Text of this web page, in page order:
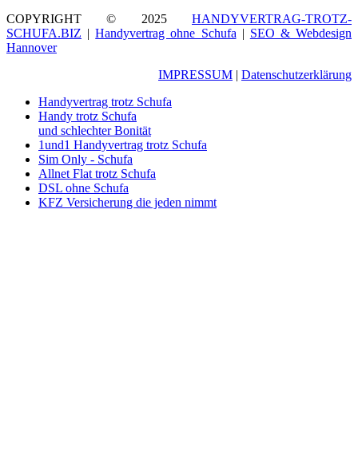
COPYRIGHT © 2025 HANDYVERTRAG-TROTZ-
SCHUFA.BIZ |Handyvertrag ohne Schufa | SEO & Webdesign
Hannover
IMPRESSUM | Datenschutzerklärung
Handyvertrag trotz Schufa
Handy trotz Schufa
und schlechter Bonität
1und1 Handyvertrag trotz Schufa
Sim Only - Schufa
Allnet Flat trotz Schufa
DSL ohne Schufa
KFZ Versicherung die jeden nimmt